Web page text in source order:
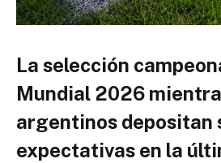
La selección
Mundial 2026
argentinos depositan
expectativas en la